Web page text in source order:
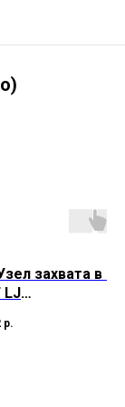
захвата в
LJ
M2727
р.